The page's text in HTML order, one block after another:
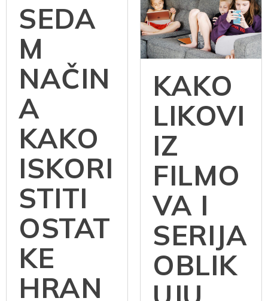
SEDA
M
NAČIN
A
KAKO
ISKORI
STITI
OSTAT
KE
HRAN
KAKO
LIKOVI
IZ
FILMO
VA I
SERIJA
OBLIK